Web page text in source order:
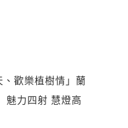
歡樂植樹情」蘭
魅力四射 慧燈高